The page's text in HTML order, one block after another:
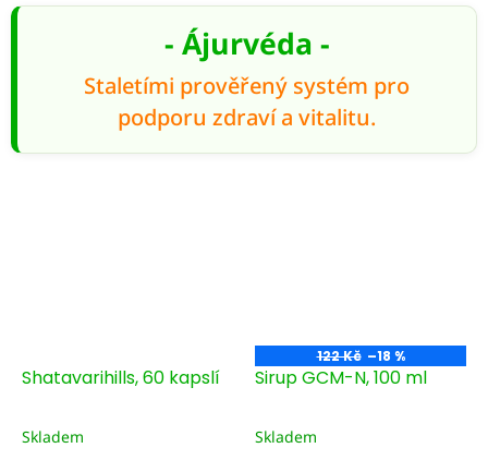
ajurvédě je boswellie
tradičně vyhledávaná při
duševní a emocionální
rovnováhu, paměť a
klidnější...
- Ájurvéda -
Staletími prověřený systém pro
podporu zdraví a vitalitu.
Shatavarihills, 60 kapslí
Skladem
122 Kč –18 %
Sirup GCM-N, 100 ml
Skladem